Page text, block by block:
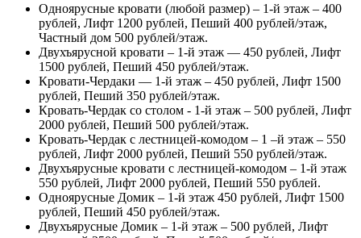
Одноярусные кровати (любой размер) – 1-й этаж – 400
рублей, Лифт 1200 рублей, Пеший 400 рублей/этаж,
Частный дом 500 рублей/этаж.
Двухъярусной кровати – 1-й этаж — 450 рублей, Лифт
1500 рублей, Пеший 450 рублей/этаж.
Кровати-Чердаки — 1-й этаж – 450 рублей, Лифт 1500
рублей, Пеший 350 рублей/этаж.
Кровать-Чердак со столом - 1-й этаж – 500 рублей, Лифт
2000 рублей, Пеший 500 рублей/этаж.
Кровать-Чердак с лестницей-комодом – 1 –й этаж – 550
рублей, Лифт 2000 рублей, Пеший 550 рублей/этаж.
Двухъярусные кровати с лестницей-комодом – 1-й этаж
550 рублей, Лифт 2000 рублей, Пеший 550 рублей.
Одноярусные Домик – 1-й этаж 450 рублей, Лифт 1500
рублей, Пеший 450 рублей/этаж.
Двухъярусные Домик – 1-й этаж – 500 рублей, Лифт